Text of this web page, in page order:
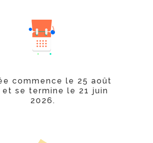
commence le 25 août
et se termine le 21 juin
2026.